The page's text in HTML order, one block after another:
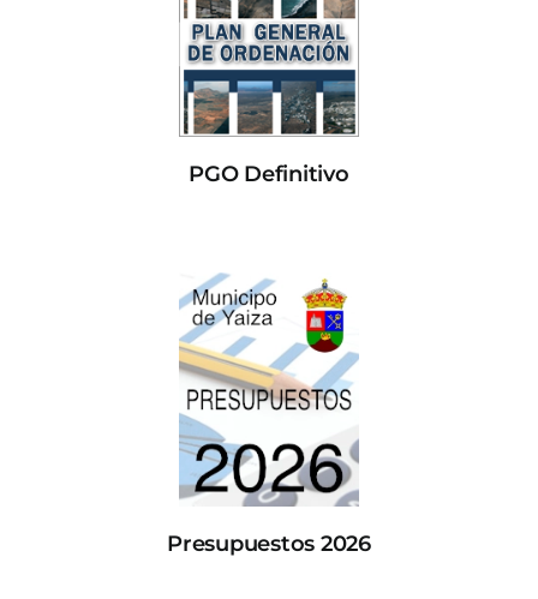
PGO Definitivo
Presupuestos 2026